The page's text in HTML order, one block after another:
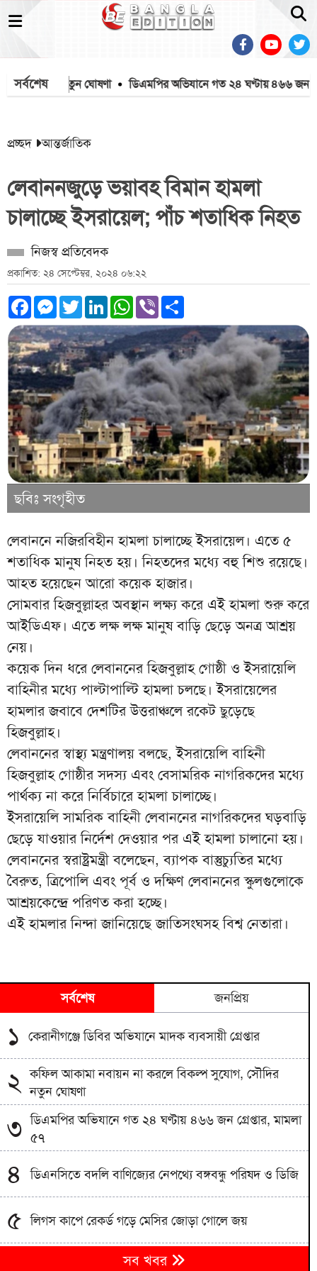
সর্বশেষ
সৌদির নতুন ঘোষণা ডিএমপির অভিযানে গত ২৪ ঘণ্টায় ৪৬৬ জন
প্রচ্ছদ আন্তর্জাতিক
লেবাননজুড়ে ভয়াবহ বিমান হামলা
চালাচ্ছে ইসরায়েল; পাঁচ শতাধিক নিহত
নিজস্ব প্রতিবেদক
প্রকাশিত: ২৪ সেপ্টেম্বর, ২০২৪ ০৬:২২
Facebook
Messenger
TwitterLinkedInWhatsApp
Viber
ছবিঃ সংগৃহীত
লেবাননে নজিরবিহীন হামলা চালাচ্ছে ইসরায়েল। এতে ৫
শতাধিক মানুষ নিহত হয়। ‍নিহতদের মধ্যে বহু শিশু রয়েছে।
আহত হয়েছেন আরো কয়েক হাজার।
সোমবার হিজবুল্লাহর অবস্থান লক্ষ্য করে এই হামলা শুরু করে
আইডিএফ। এতে লক্ষ লক্ষ মানুষ বাড়ি ছেড়ে অনত্র আশ্রয়
নেয়।
কয়েক দিন ধরে লেবাননের হিজবুল্লাহ গোষ্ঠী ও ইসরায়েলি
বাহিনীর মধ্যে পাল্টাপাল্টি হামলা চলছে। ইসরায়েলের
হামলার জবাবে দেশটির উত্তরাঞ্চলে রকেট ছুড়েছে
হিজবুল্লাহ।
লেবাননের স্বাস্থ্য মন্ত্রণালয় বলছে, ইসরায়েলি বাহিনী
হিজবুল্লাহ গোষ্ঠীর সদস্য এবং বেসামরিক নাগরিকদের মধ্যে
পার্থক্য না করে নির্বিচারে হামলা চালাচ্ছে।
ইসরায়েলি সামরিক বাহিনী লেবাননের নাগরিকদের ঘড়বাড়ি
ছেড়ে যাওয়ার নির্দেশ দেওয়ার পর এই হামলা চালানো হয়।
লেবাননের স্বরাষ্ট্রমন্ত্রী বলেছেন, ব্যাপক বাস্তুচ্যুতির মধ্যে
বৈরুত, ত্রিপোলি এবং পূর্ব ও দক্ষিণ লেবাননের স্কুলগুলোকে
আশ্রয়কেন্দ্রে পরিণত করা হচ্ছে।
এই হামলার নিন্দা জানিয়েছে জাতিসংঘসহ বিশ্ব নেতারা।
সর্বশেষ জনপ্রিয়
১ কেরানীগঞ্জে ডিবির অভিযানে মাদক ব্যবসায়ী গ্রেপ্তার
২
কফিল আকামা নবায়ন না করলে বিকল্প সুযোগ, সৌদির
নতুন ঘোষণা
৩ ডিএমপির অভিযানে গত ২৪ ঘণ্টায় ৪৬৬ জন গ্রেপ্তার, মামলা
৫৭
৪ ডিএনসিতে বদলি বাণিজ্যের নেপথ্যে বঙ্গবন্ধু পরিষদ ও ডিজি
৫ লিগস কাপে রেকর্ড গড়ে মেসির জোড়া গোলে জয়
তিন বছর পর বিদেশের মাটিতে টেস্ট জয় পাকিস্তানের
সব খবর